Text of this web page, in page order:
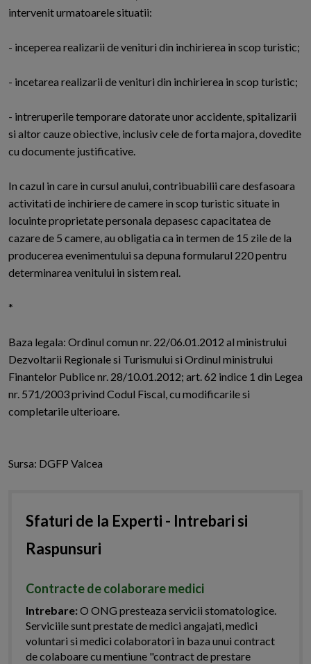
intervenit urmatoarele situatii:
- inceperea realizarii de venituri din inchirierea in scop turistic;
- incetarea realizarii de venituri din inchirierea in scop turistic;
- intreruperile temporare datorate unor accidente, spitalizarii
si altor cauze obiective, inclusiv cele de forta majora, dovedite
cu documente justificative.
In cazul in care in cursul anului, contribuabilii care desfasoara
activitati de inchiriere de camere in scop turistic situate in
locuinte proprietate personala depasesc capacitatea de
cazare de 5 camere, au obligatia ca in termen de 15 zile de la
producerea evenimentului sa depuna formularul 220 pentru
determinarea venitului in sistem real.
*
Baza legala: Ordinul comun nr. 22/06.01.2012 al ministrului
Dezvoltarii Regionale si Turismului si Ordinul ministrului
Finantelor Publice nr. 28/10.01.2012; art. 62 indice 1 din Legea
nr. 571/2003 privind Codul Fiscal, cu modificarile si
completarile ulterioare.
Sursa: DGFP Valcea
Sfaturi de la Experti - Intrebari si
Raspunsuri
Contracte de colaborare medici
Intrebare:O ONG presteaza servicii stomatologice.
Serviciile sunt prestate de medici angajati, medici
voluntari si medici colaboratori in baza unui contract
de colaboare cu mentiune "contract de prestare